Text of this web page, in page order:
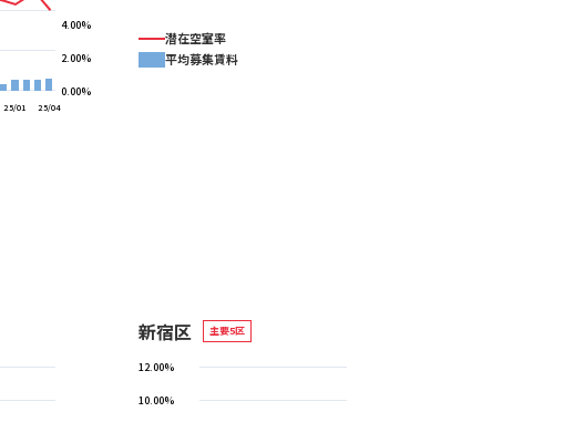
0.00%
2.00%
4.00%
25/01 25/04
潜在空室率
平均募集賃料
新宿区 主要5区
10.00%
12.00%